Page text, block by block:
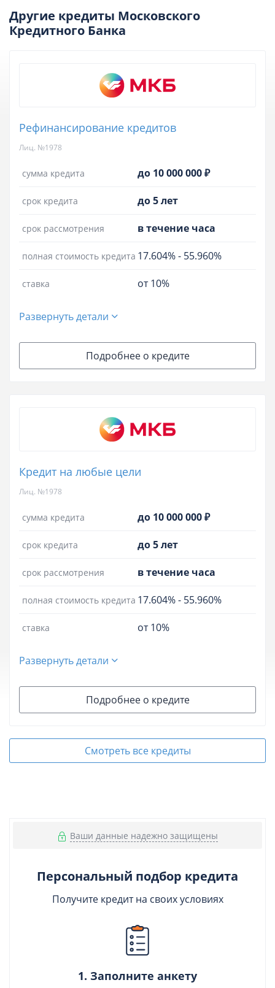
Другие кредиты Московского
Кредитного Банка
Рефинансирование кредитов
Лиц. №1978
сумма кредита до 10 000 000 ₽
срок кредита до 5 лет
срок рассмотрения в течение часа
полная стоимость кредита 17.604%- 55.960%
ставка от 10%
Развернуть детали
Подробнее о кредите
Кредит на любые цели
Лиц. №1978
сумма кредита до 10 000 000 ₽
срок кредита до 5 лет
срок рассмотрения в течение часа
полная стоимость кредита 17.604%- 55.960%
ставка от 10%
Развернуть детали
Подробнее о кредите
Смотреть все кредиты
Ваши данные надежно защищены
Персональный подбор кредита
Получите кредит на своих условиях
1. Заполните анкету